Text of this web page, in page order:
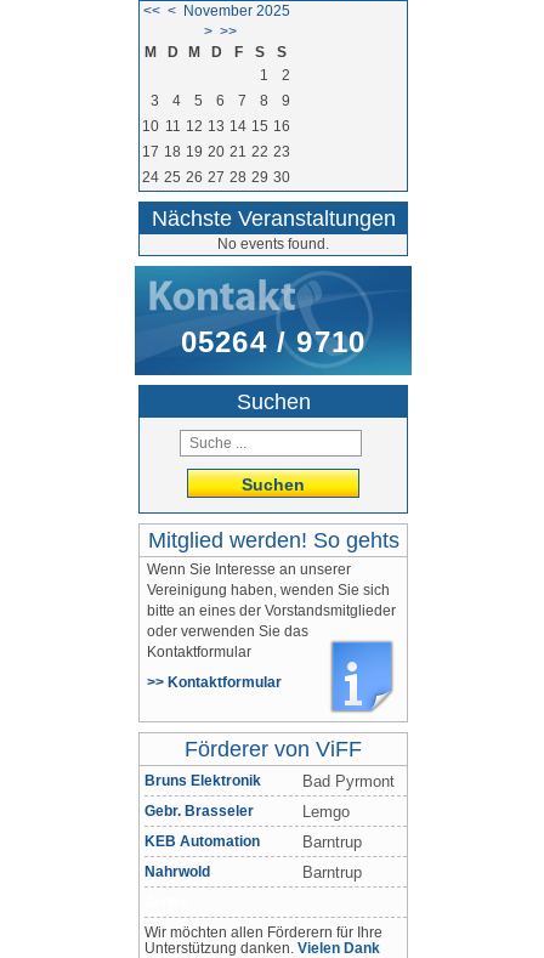
<< < November 2025
> >>
M
D M D F S
S
1
2
3
4 5 6 7 8
9
10 11 12 13 14 15 16
17 18 19 20 21 22 23
24 25 26 27 28 29 30
Nächste Veranstaltungen
No events found.
05264 / 9710
Suchen
Suchen
Mitglied werden! So gehts
Wenn Sie Interesse an unserer
Vereinigung haben, wenden Sie sich
bitte an eines der Vorstandsmitglieder
oder verwenden Sie das
Kontaktformular
>> Kontaktformular
Förderer von ViFF
Bruns Elektronik Bad Pyrmont
Gebr. Brasseler Lemgo
KEB Automation Barntrup
Nahrwold Barntrup
Wir möchten allen Förderern für Ihre
Unterstützung danken. Vielen Dank